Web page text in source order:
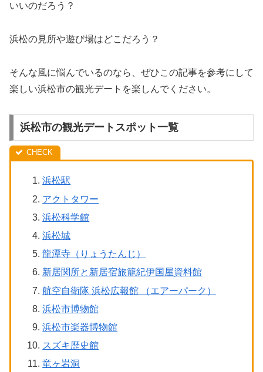
いいのだろう？
浜松の見所や遊び場はどこだろう？
そんな風に悩んでいるのなら、ぜひこの記事を参考にして
楽しい浜松市の観光デートを楽しんでください。
浜松市の観光デートスポット一覧
浜松駅
アクトタワー
浜松科学館
浜松城
龍潭寺（りょうたんじ）
新居関所と新居宿旅籠紀伊国屋資料館
航空自衛隊 浜松広報館 （エアーパーク）
浜松市博物館
浜松市楽器博物館
スズキ歴史館
竜ヶ岩洞